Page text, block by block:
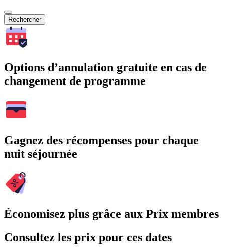
Rechercher
Options d’annulation gratuite en cas de
changement de programme
Gagnez des récompenses pour chaque
nuit séjournée
Économisez plus grâce aux Prix membres
Consultez les prix pour ces dates